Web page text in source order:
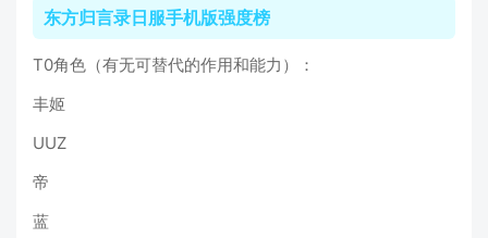
东方归言录日服手机版强度榜
T0角色（有无可替代的作用和能力）：
丰姬
UUZ
帝
蓝